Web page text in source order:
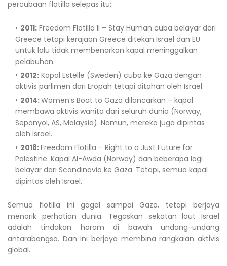
percubaan flotilla selepas itu:
2011: Freedom Flotilla II – Stay Human cuba belayar dari
Greece tetapi kerajaan Greece ditekan Israel dan EU
untuk lalu tidak membenarkan kapal meninggalkan
pelabuhan.
2012: Kapal Estelle (Sweden) cuba ke Gaza dengan
aktivis parlimen dari Eropah tetapi ditahan oleh Israel.
2014:Women’s Boat to Gaza dilancarkan – kapal
membawa aktivis wanita dari seluruh dunia (Norway,
Sepanyol, AS, Malaysia). Namun, mereka juga dipintas
oleh Israel.
2018:Freedom Flotilla – Right to a Just Future for
Palestine. Kapal Al-Awda (Norway) dan beberapa lagi
belayar dari Scandinavia ke Gaza. Tetapi, semua kapal
dipintas oleh Israel.
Semua flotilla ini gagal sampai Gaza, tetapi berjaya
menarik perhatian dunia. Tegaskan sekatan laut Israel
adalah tindakan haram di bawah undang-undang
antarabangsa. Dan ini berjaya membina rangkaian aktivis
global.